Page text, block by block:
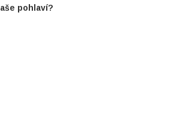
pohlaví?